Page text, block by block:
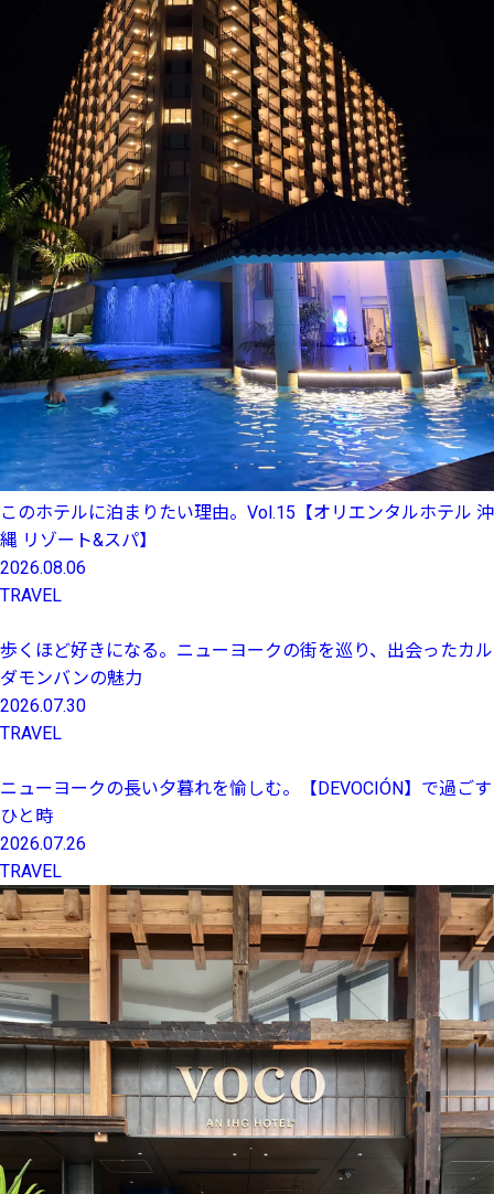
このホテルに泊まりたい理由。Vol.15【オリエンタルホテル 沖
縄 リゾート&スパ】
2026.08.06
TRAVEL
歩くほど好きになる。ニューヨークの街を巡り、出会ったカル
ダモンバンの魅力
2026.07.30
TRAVEL
ニューヨークの長い夕暮れを愉しむ。【DEVOCIÓN】で過ごす
ひと時
2026.07.26
TRAVEL